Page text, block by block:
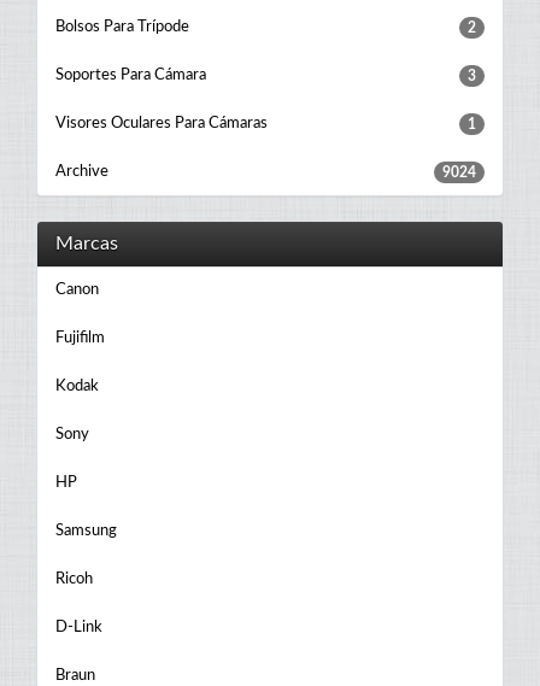
Bolsos Para Trípode 2
Soportes Para Cámara 3
Visores Oculares Para Cámaras 1
Archive 9024
Marcas
Canon
Fujifilm
Kodak
Sony
HP
Samsung
Ricoh
D-Link
Braun